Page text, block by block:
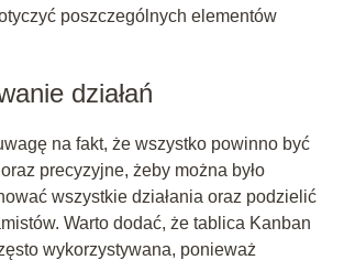
poszczególnych elementów
działań
na fakt, że wszystko powinno być
precyzyjne, żeby można było
wszystkie działania oraz podzielić
Warto dodać, że tablica Kanban
wykorzystywana, ponieważ